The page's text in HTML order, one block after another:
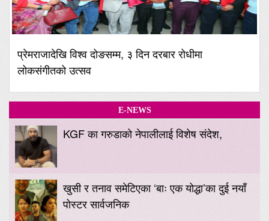
प्रेमराजादेखि विश्व दोङसम्म, ३ दिन दरबार रोधीमा
लोकसंगीतको उत्सव
E-NEWS
KGF का गरुडाको नेपालीलाई विशेष संदेश,
खुसी र तनाव समेटिएका ‘बाः एक योद्धा’का दुई नयाँ
पोस्टर सार्वजनिक